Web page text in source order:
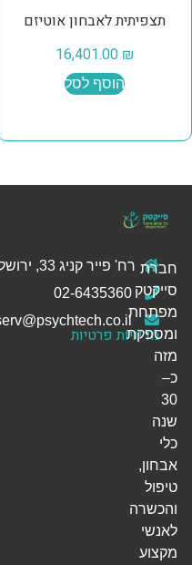
תצפיתית לאבחון אוטיזם
16,401.00 ₪
הוסף לסל
רח' פייר קניג 33, ירושלים
מדיניות פרטיות
חברת
סייקטק
מפתחת
ומספקת
מזה
כ–
30
שנה
כלי
אבחון,
טיפול
והכשרה
לאנשי
מקצוע